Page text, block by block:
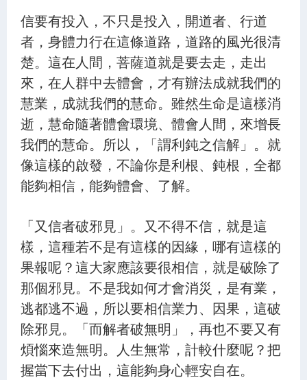
信要有投入，不只是投入，開道者、行道
者，身體力行在這條道路，道路的風光很清
楚。這在人間，菩薩道就是要去走，走出
來，在人群中去體會，才有辦法成就我們的
慧業，成就我們的慧命。雖然生命是這樣消
逝，慧命隨著體會環境、體會人間，來增長
我們的慧命。所以，「謂利鈍之信解」。就
像這樣的啟發，不論你是利根、鈍根，全都
能夠相信，能夠體會、了解。
「又信者破邪見」。又不得不信，就是這
樣，這種若不是有這樣的因緣，哪有這樣的
果報呢？這大家應該要很相信，就是破除了
那個邪見。不是我如何才會消災，是有業，
逃都逃不過，所以要相信業力、因果，這破
除邪見。「而解者破無明」，再也不要又有
煩惱來造無明。人生無常，計較什麼呢？把
握當下去付出，這能夠身心輕安自在。